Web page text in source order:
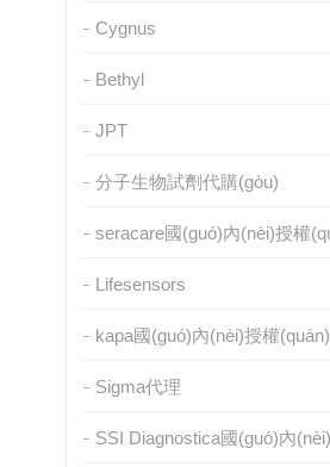
Cygnus
Bethyl
JPT
分子生物試劑代購(gòu)
Lifesensors
Sigma代理